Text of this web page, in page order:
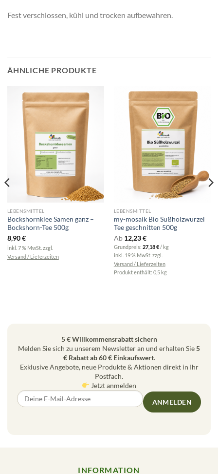
Fest verschlossen, kühl und trocken aufbewahren.
ÄHNLICHE PRODUKTE
LEBENSMITTEL
Bockshornklee Samen ganz –
Bockshorn-Tee 500g
8,90€
inkl. 7 % MwSt. zzgl.
Versand / Lieferzeiten
LEBENSMITTEL
my-mosaik Bio Süßholzwurzel
Tee geschnitten 500g
Ab 12,23€
Grundpreis: 27,18€/ kg
inkl. 19 % MwSt. zzgl.
Versand / Lieferzeiten
Produkt enthält: 0,5 kg
5 € Willkommensrabatt sichern
Melden Sie sich zu unserem Newsletter an und erhalten Sie5
€ Rabatt ab 60 € Einkaufswert.
Exklusive Angebote, neue Produkte & Aktionen direkt in Ihr
Postfach.
Jetzt anmelden
ANMELDEN
INFORMATION